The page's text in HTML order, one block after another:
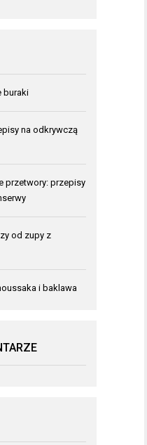
buraki
na odkrywczą
przetwory: przepisy
od zupy z
i baklawa